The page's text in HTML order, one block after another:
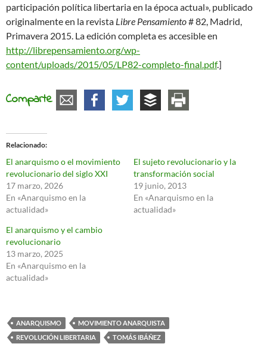
participación política libertaria en la época actual», publicado
originalmente en la revista Libre Pensamiento# 82, Madrid,
Primavera 2015. La edición completa es accesible en
http://librepensamiento.org/wp-
content/uploads/2015/05/LP82-completo-final.pdf.]
Comparte
Relacionado
El anarquismo o el movimiento
revolucionario del siglo XXI
17 marzo, 2026
En «Anarquismo en la
actualidad»
El sujeto revolucionario y la
transformación social
19 junio, 2013
En «Anarquismo en la
actualidad»
El anarquismo y el cambio
revolucionario
13 marzo, 2025
En «Anarquismo en la
actualidad»
ANARQUISMO
MOVIMIENTO ANARQUISTA
REVOLUCIÓN LIBERTARIA
TOMÁS IBÁÑEZ